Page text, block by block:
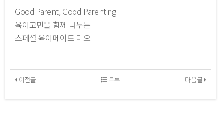
Good Parent, Good Parenting
육아고민을 함께 나누는
스페셜 육아메이트 미오
이전글 다음글
목록